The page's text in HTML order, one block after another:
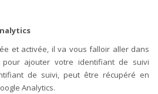
et activée, il va vous falloir aller dans
pour ajouter votre identifiant de suivi
de suivi, peut être récupéré en
Analytics.